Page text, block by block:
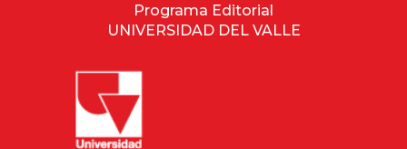
Programa Editorial
UNIVERSIDAD DEL VALLE